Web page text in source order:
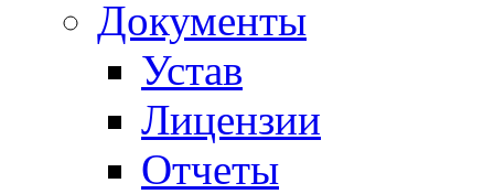
Документы
Устав
Лицензии
Отчеты